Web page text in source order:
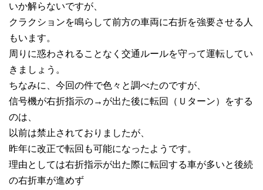
いか解らないですが、
クラクションを鳴らして前方の車両に右折を強要させる人
もいます。
周りに惑わされることなく交通ルールを守って運転してい
きましょう。
ちなみに、今回の件で色々と調べたのですが、
信号機が右折指示の→が出た後に転回（Ｕターン）をする
のは、
以前は禁止されておりましたが、
昨年に改正で転回も可能になったようです。
理由としては右折指示が出た際に転回する車が多いと後続
の右折車が進めず